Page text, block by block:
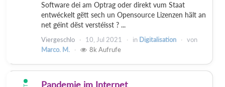
Software dei am Optrag oder direkt vum Staat
entwéckelt gëtt sech un Opensource Lizenzen hält an
net géint dëst verstéisst ? ...
Viergeschlo 10, Jul 2021 in Digitalisation
von
Marco. M.
8k Aufrufe
Pandemie im Internet